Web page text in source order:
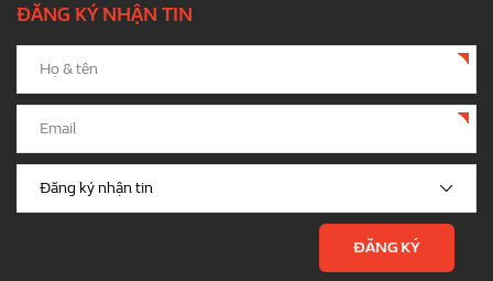
ĐĂNG KÝ NHẬN TIN